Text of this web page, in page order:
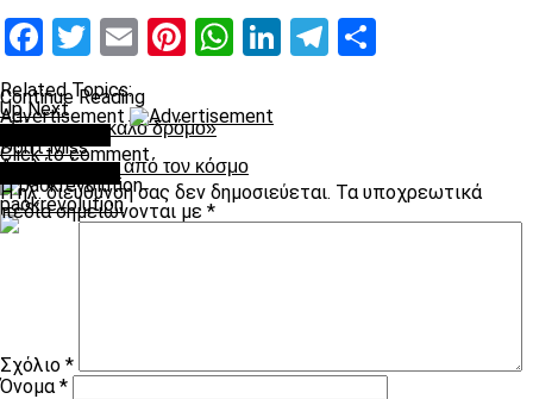
Facebook
Twitter
EmailPinterest
WhatsApp
LinkedIn
Telegram
Related Topics:
Up Next
«Είμαστε σε καλό δρόμο»
Don't Miss
Διπλό μήνυμα από τον κόσμο
paokrevolution
Continue Reading
Advertisement
Click to comment
Η ηλ. διεύθυνση σας δεν δημοσιεύεται. Τα υποχρεωτικά
πεδία σημειώνονται με *
Σχόλιο *
Όνομα*